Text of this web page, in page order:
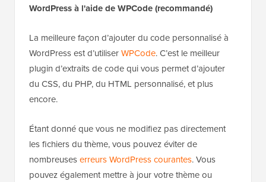
WordPress à l'aide de WPCode (recommandé)
La meilleure façon d’ajouter du code personnalisé à
WordPress est d’utiliserWPCode. C’est le meilleur
plugin d’extraits de code qui vous permet d’ajouter
du CSS, du PHP, du HTML personnalisé, et plus
encore.
Étant donné que vous ne modifiez pas directement
les fichiers du thème, vous pouvez éviter de
nombreuseserreurs WordPress courantes. Vous
pouvez également mettre à jour votre thème ou